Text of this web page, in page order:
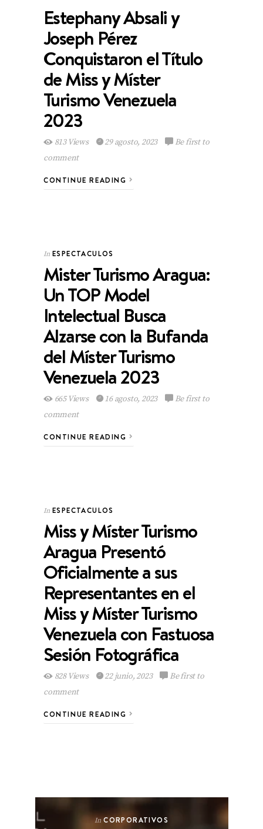
Estephany Absali y
Joseph Pérez
Conquistaron el Título
de Miss y Míster
Turismo Venezuela
2023
813 Views 29 agosto, 2023
Be first to
comment
CONTINUE READING
In ESPECTACULOS
Mister Turismo Aragua:
Un TOP Model
Intelectual Busca
Alzarse con la Bufanda
del Míster Turismo
Venezuela 2023
665 Views 16 agosto, 2023
Be first to
comment
CONTINUE READING
In ESPECTACULOS
Miss y Míster Turismo
Aragua Presentó
Oficialmente a sus
Representantes en el
Miss y Míster Turismo
Venezuela con Fastuosa
Sesión Fotográfica
828 Views 22 junio, 2023
Be first to
comment
CONTINUE READING
In CORPORATIVOS